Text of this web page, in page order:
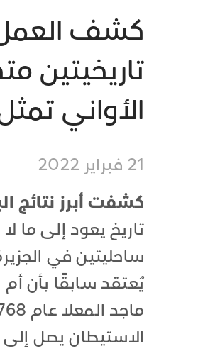
كشف العمل
تاريخيتين
الأواني
21 فبراير 2022
كشفت أبرز نتائج
ساحليتين في
يُعتقد سابقًا بأن